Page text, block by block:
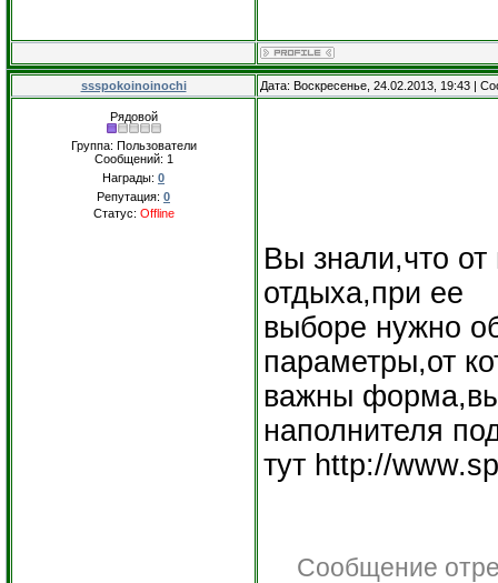
ssspokoinoinochi Дата: Воскресенье, 24.02.2013, 19:43 |
Рядовой
Группа: Пользователи
Сообщений: 1
Награды: 0
Репутация: 0
Статус: Offline
Вы знали,что от
отдыха,при ее
выборе нужно
параметры,от
важны
наполнителя
тут http://
Сообщение